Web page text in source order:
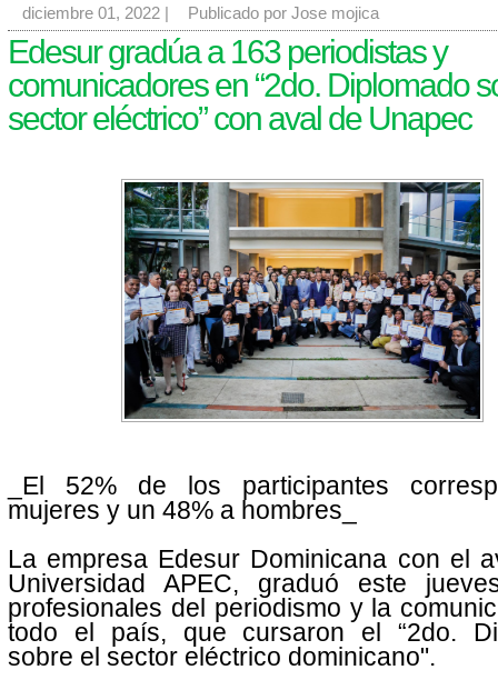
diciembre 01, 2022 Publicado por Jose mojica
Edesur gradúa a 163 periodistas y
comunicadores en “2do. Diplomado
sector eléctrico” con aval de Unapec
_El 52% de los participantes
mujeres y un 48% a hombres_
La empresa Edesur Dominicana con el
Universidad APEC, graduó este
profesionales del periodismo y la
todo el país, que cursaron el “2do.
sobre el sector eléctrico dominicano".